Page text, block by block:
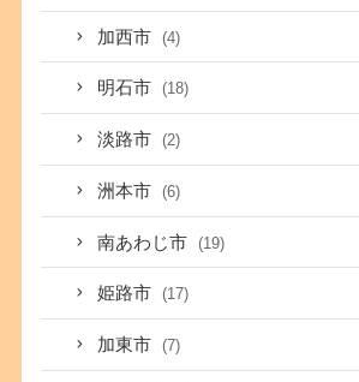
加西市 (4)
明石市 (18)
淡路市 (2)
洲本市 (6)
南あわじ市 (19)
姫路市 (17)
加東市 (7)